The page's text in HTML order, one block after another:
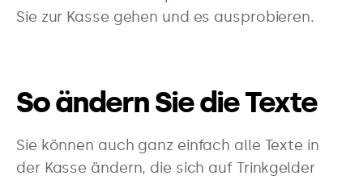
Sie zur Kasse gehen und es ausprobieren.
So ändern Sie die Texte
Sie können auch ganz einfach alle Texte in
der Kasse ändern, die sich auf Trinkgelder